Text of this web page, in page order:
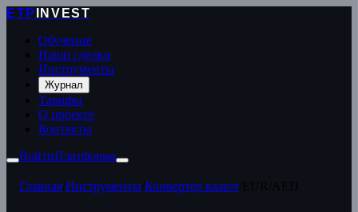
ETP
INVEST
Обучение
Наши сделки
Инструменты
Журнал
Тарифы
О проекте
Контакты
ВойтиПлатформа
Главная Инструменты Конвертер валют